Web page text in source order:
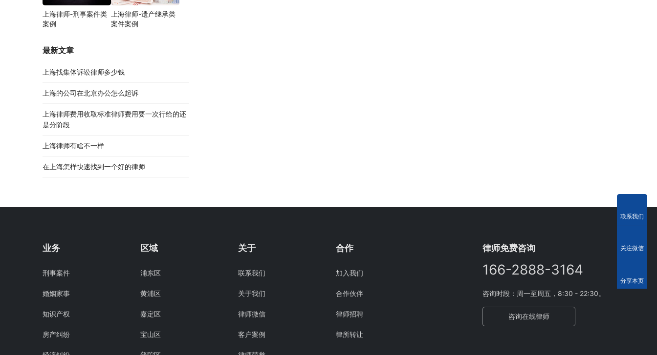
上海律师-刑事案件类
案例
上海律师-遗产继承类
案件案例
最新文章
上海找集体诉讼律师多少钱
上海的公司在北京办公怎么起诉
上海律师费用收取标准律师费用要一次行给的还
是分阶段
上海律师有啥不一样
在上海怎样快速找到一个好的律师
业务
刑事案件
婚姻家事
知识产权
房产纠纷
区域
浦东区
黄浦区
嘉定区
宝山区
关于
联系我们
关于我们
律师微信
客户案例
合作
加入我们
合作伙伴
律师招聘
律所转让
律师免费咨询
166-2888-3164
咨询时段：周一至周五，8:30 - 22:30。
咨询在线律师
联系我们
关注微信
分享本页